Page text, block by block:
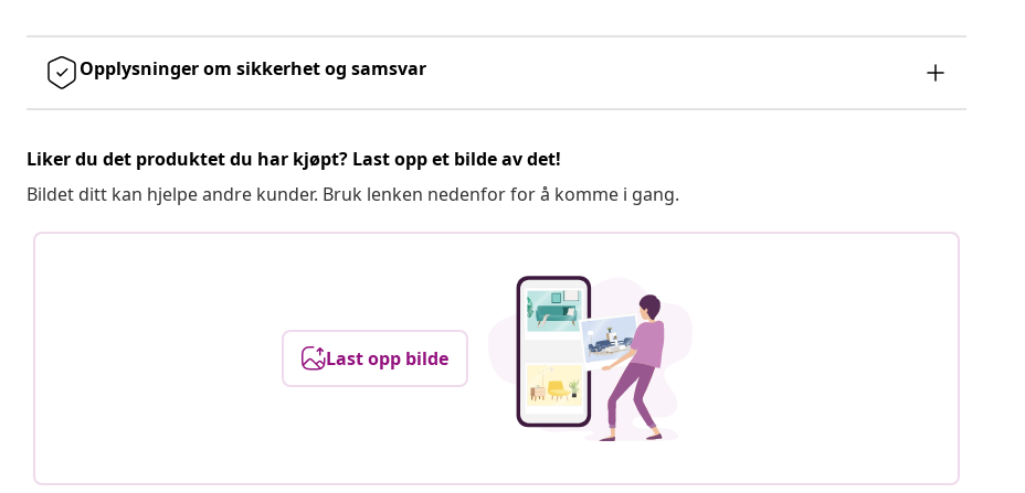
Opplysninger om sikkerhet og samsvar
Liker du det produktet du har kjøpt? Last opp et bilde av det!
Bildet ditt kan hjelpe andre kunder. Bruk lenken nedenfor for å komme i gang.
Last opp bilde